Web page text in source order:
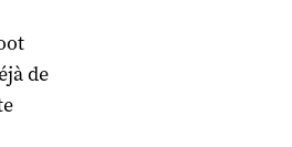
de